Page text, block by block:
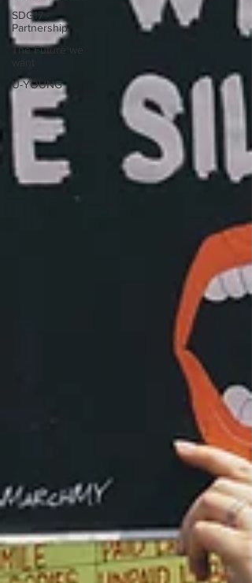
SDG17 -
Partnership
The Future we
U-YOUNG